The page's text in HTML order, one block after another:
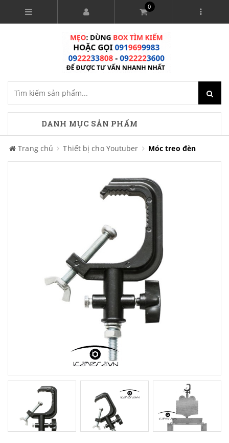
0
DANH MỤC SẢN PHẨM
Trang chủ Thiết bị cho Youtuber Móc treo đèn